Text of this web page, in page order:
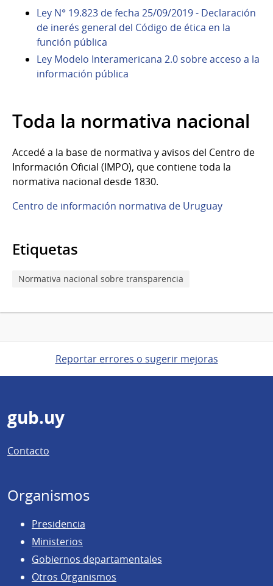
Ley N° 19.823 de fecha 25/09/2019 - Declaración
de inerés general del Código de ética en la
función pública
Ley Modelo Interamericana 2.0 sobre acceso a la
información pública
Toda la normativa nacional
Accedé a la base de normativa y avisos del Centro de
Información Oficial (IMPO), que contiene toda la
normativa nacional desde 1830.
Centro de información normativa de Uruguay
Etiquetas
Normativa nacional sobre transparencia
Reportar errores o sugerir mejoras
Pie
de
página
gub.uy
Contacto
Organismos
Presidencia
Ministerios
Gobiernos departamentales
Otros Organismos